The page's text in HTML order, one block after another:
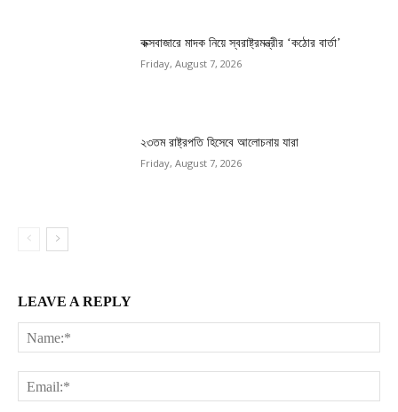
কক্সবাজারে মাদক নিয়ে স্বরাষ্ট্রমন্ত্রীর ‘কঠোর বার্তা’
Friday, August 7, 2026
২৩তম রাষ্ট্রপতি হিসেবে আলোচনায় যারা
Friday, August 7, 2026
LEAVE A REPLY